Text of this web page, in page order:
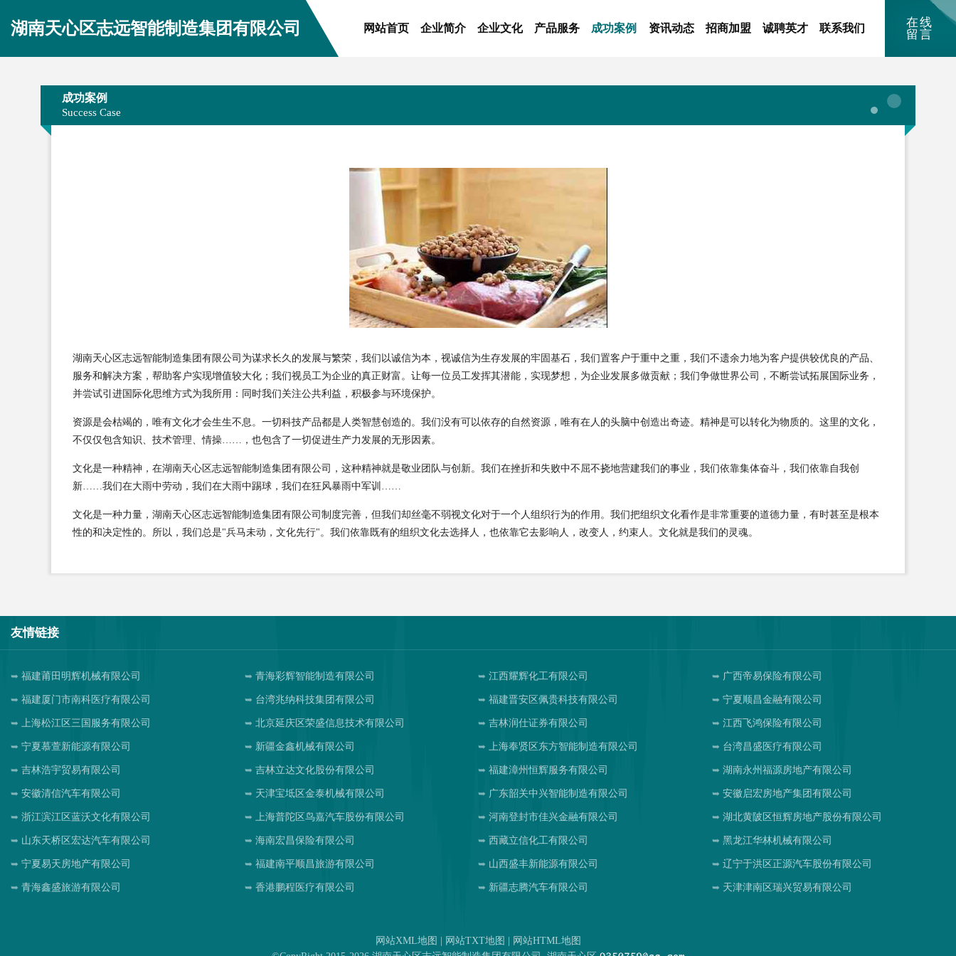
湖南天心区志远智能制造集团有限公司 网站首页 企业简介 企业文化 产品服务 成功案例 资讯动态 招商加盟 诚聘英才 联系我们
在线
留言
成功案例
Success Case
湖南天心区志远智能制造集团有限公司为谋求长久的发展与繁荣，我们以诚信为本，视诚信为生存发展的牢固基石，我们置客户于重中之重，我们不遗余力地为客户提供较优良的产品、
服务和解决方案，帮助客户实现增值较大化；我们视员工为企业的真正财富。让每一位员工发挥其潜能，实现梦想，为企业发展多做贡献；我们争做世界公司，不断尝试拓展国际业务，
并尝试引进国际化思维方式为我所用：同时我们关注公共利益，积极参与环境保护。
资源是会枯竭的，唯有文化才会生生不息。一切科技产品都是人类智慧创造的。我们没有可以依存的自然资源，唯有在人的头脑中创造出奇迹。精神是可以转化为物质的。这里的文化，
不仅仅包含知识、技术管理、情操……，也包含了一切促进生产力发展的无形因素。
文化是一种精神，在湖南天心区志远智能制造集团有限公司，这种精神就是敬业团队与创新。我们在挫折和失败中不屈不挠地营建我们的事业，我们依靠集体奋斗，我们依靠自我创
新……我们在大雨中劳动，我们在大雨中踢球，我们在狂风暴雨中军训……
文化是一种力量，湖南天心区志远智能制造集团有限公司制度完善，但我们却丝毫不弱视文化对于一个人组织行为的作用。我们把组织文化看作是非常重要的道德力量，有时甚至是根本
性的和决定性的。所以，我们总是"兵马未动，文化先行"。我们依靠既有的组织文化去选择人，也依靠它去影响人，改变人，约束人。文化就是我们的灵魂。
友情链接
福建莆田明辉机械有限公司 青海彩辉智能制造有限公司 江西耀辉化工有限公司 广西帝易保险有限公司
福建厦门市南科医疗有限公司 台湾兆纳科技集团有限公司 福建晋安区佩贵科技有限公司 宁夏顺昌金融有限公司
上海松江区三国服务有限公司 北京延庆区荣盛信息技术有限公司 吉林润仕证券有限公司 江西飞鸿保险有限公司
宁夏慕萱新能源有限公司 新疆金鑫机械有限公司 上海奉贤区东方智能制造有限公司 台湾昌盛医疗有限公司
吉林浩宇贸易有限公司 吉林立达文化股份有限公司 福建漳州恒辉服务有限公司 湖南永州福源房地产有限公司
安徽清信汽车有限公司 天津宝坻区金泰机械有限公司 广东韶关中兴智能制造有限公司 安徽启宏房地产集团有限公司
浙江滨江区蓝沃文化有限公司 上海普陀区鸟嘉汽车股份有限公司 河南登封市佳兴金融有限公司 湖北黄陂区恒辉房地产股份有限公司
山东天桥区宏达汽车有限公司 海南宏昌保险有限公司 西藏立信化工有限公司 黑龙江华林机械有限公司
宁夏易天房地产有限公司 福建南平顺昌旅游有限公司 山西盛丰新能源有限公司 辽宁于洪区正源汽车股份有限公司
青海鑫盛旅游有限公司 香港鹏程医疗有限公司 新疆志腾汽车有限公司 天津津南区瑞兴贸易有限公司
网站XML地图 网站TXT地图
网站HTML地图